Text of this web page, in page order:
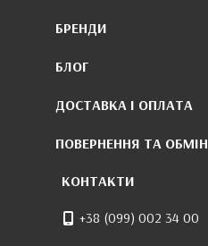
БРЕНДИ
БЛОГ
ДОСТАВКА І ОПЛАТА
ПОВЕРНЕННЯ ТА ОБМІН
КОНТАКТИ
+38 (099) 002 34 00